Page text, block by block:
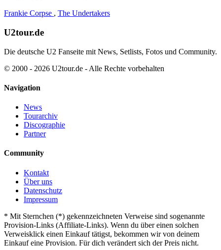
Frankie Corpse , The Undertakers
U2tour.de
Die deutsche U2 Fanseite mit News, Setlists, Fotos und Community.
© 2000 - 2026 U2tour.de - Alle Rechte vorbehalten
Navigation
News
Tourarchiv
Discographie
Partner
Community
Kontakt
Über uns
Datenschutz
Impressum
* Mit Sternchen (*) gekennzeichneten Verweise sind sogenannte
Provision-Links (Affiliate-Links). Wenn du über einen solchen
Verweisklick einen Einkauf tätigst, bekommen wir von deinem
Einkauf eine Provision. Für dich verändert sich der Preis nicht.